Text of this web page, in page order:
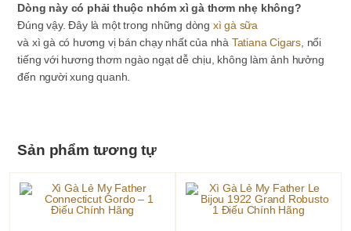
Dòng này có phải thuộc nhóm xì gà thơm nhẹ không?
Đúng vậy. Đây là một trong những dòng xì gà sữa
và xì gà có hương vị bán chạy nhất của nhà Tatiana Cigars, nổi
tiếng với hương thơm ngào ngạt dễ chịu, không làm ảnh hưởng
đến người xung quanh.
Sản phẩm tương tự